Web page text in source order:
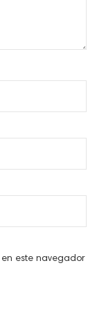
este navegador